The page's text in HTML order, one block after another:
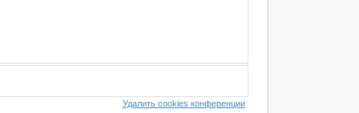
Удалить cookies конференции